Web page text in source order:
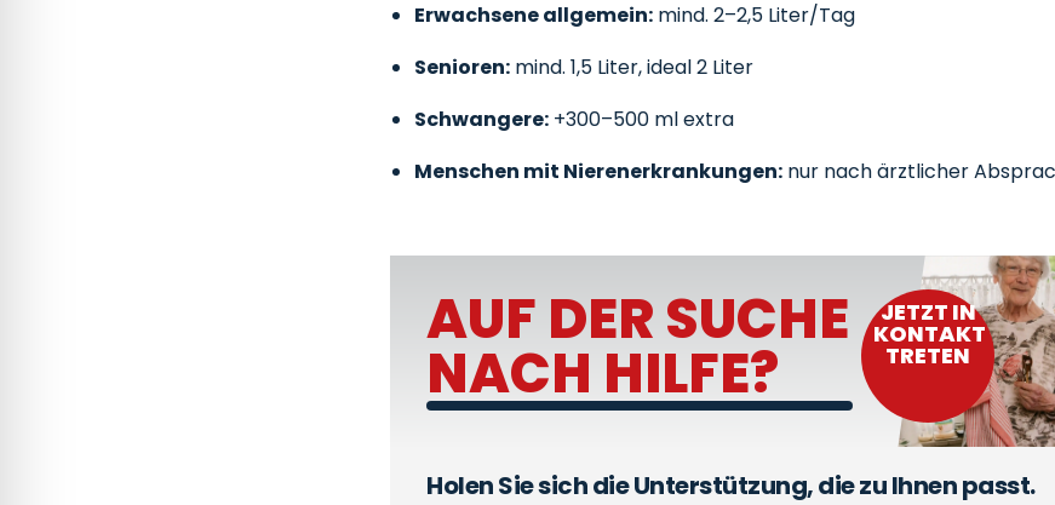
Erwachsene allgemein: mind. 2–2,5 Liter/Tag
Senioren: mind. 1,5 Liter, ideal 2 Liter
Schwangere: +300–500 ml extra
Menschen mit Nierenerkrankungen: nur nach ärztlicher
AUF DER SUCHE
NACH HILFE?
JETZT IN
KONTAKT
TRETEN
Holen Sie sich die Unterstützung, die zu Ihnen passt.